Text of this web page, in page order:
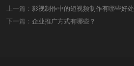
上一篇：影视制作中的短视频制作有哪些好处
下一篇：企业推广方式有哪些？